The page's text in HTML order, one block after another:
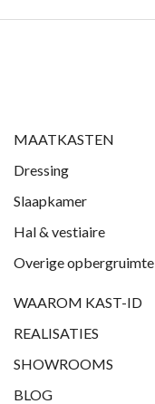
MAATKASTEN
Dressing
Slaapkamer
Hal & vestiaire
Overige opbergruimte
WAAROM KAST-ID
REALISATIES
SHOWROOMS
BLOG